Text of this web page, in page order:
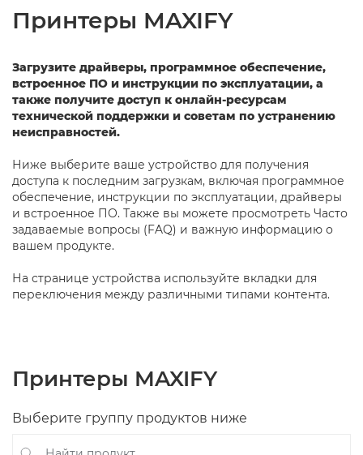
Принтеры MAXIFY
Загрузите драйверы, программное обеспечение,
встроенное ПО и инструкции по эксплуатации, а
также получите доступ к онлайн-ресурсам
технической поддержки и советам по устранению
неисправностей.
Ниже выберите ваше устройство для получения
доступа к последним загрузкам, включая программное
обеспечение, инструкции по эксплуатации, драйверы
и встроенное ПО. Также вы можете просмотреть Часто
задаваемые вопросы (FAQ) и важную информацию о
вашем продукте.
На странице устройства используйте вкладки для
переключения между различными типами контента.
Принтеры MAXIFY
Выберите группу продуктов ниже